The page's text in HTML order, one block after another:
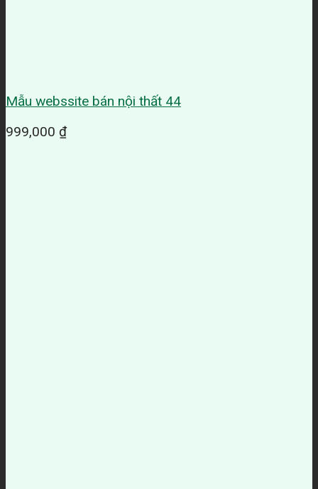
Mẫu webssite bán nội thất 44
999,000 ₫